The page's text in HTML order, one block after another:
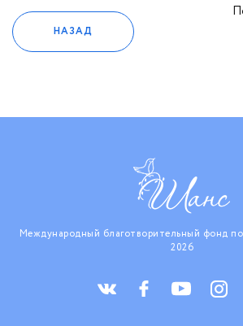
НАЗАД
Международный благотворительный фонд
2026